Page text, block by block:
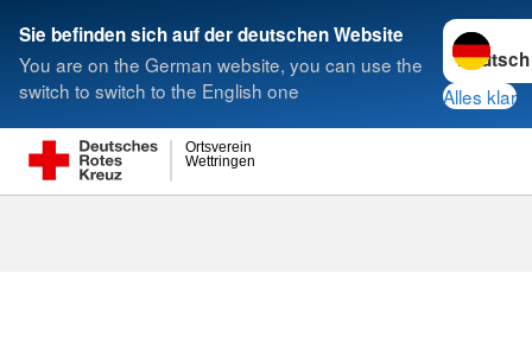
Sie befinden sich auf der deutschen Website
You are on the German website, you can use the
switch to switch to the English one
Sprache
Alles klar
Wettringen
Ortsverein
Suche